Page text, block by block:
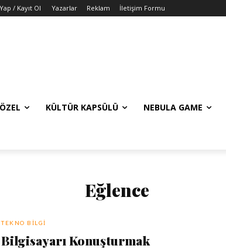
/ Kayıt Ol Yazarlar Reklam İletişim Formu
KÜLTÜR KAPSÜLÜ NEBULA GAME
Eğlence
TEKNO BILGI
Bilgisayarı Konuşturmak